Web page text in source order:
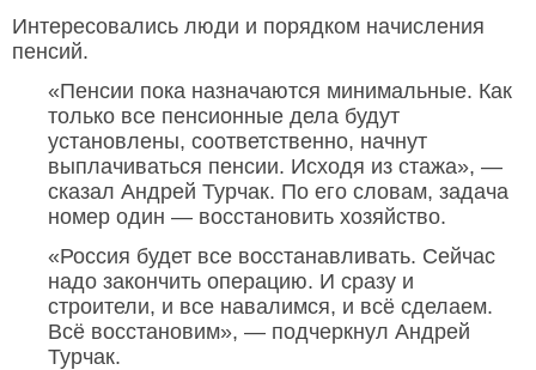
Интересовались люди и порядком начисления
пенсий.
«Пенсии пока назначаются минимальные. Как
только все пенсионные дела будут
установлены, соответственно, начнут
выплачиваться пенсии. Исходя из стажа», —
сказал Андрей Турчак. По его словам, задача
номер один — восстановить хозяйство.
«Россия будет все восстанавливать. Сейчас
надо закончить операцию. И сразу и
строители, и все навалимся, и всё сделаем.
Всё восстановим», — подчеркнул Андрей
Турчак.